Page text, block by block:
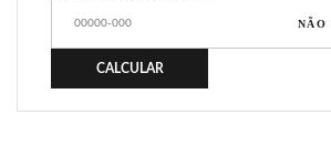
NÃO
CALCULAR